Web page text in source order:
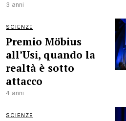
3 anni
SCIENZE
Premio Möbius
all’Usi, quando la
realtà è sotto
attacco
4 anni
SCIENZE